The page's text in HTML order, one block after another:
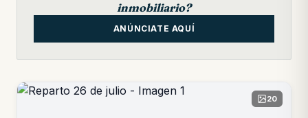
inmobiliario?
ANÚNCIATE AQUÍ
20